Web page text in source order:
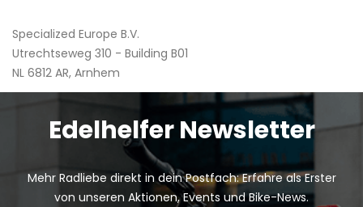
Specialized Europe B.V.
Utrechtseweg 310 - Building B01
NL 6812 AR, Arnhem
Edelhelfer Newsletter
Mehr Radliebe direkt in dein Postfach: Erfahre als Erster
von unseren Aktionen, Events und Bike-News.